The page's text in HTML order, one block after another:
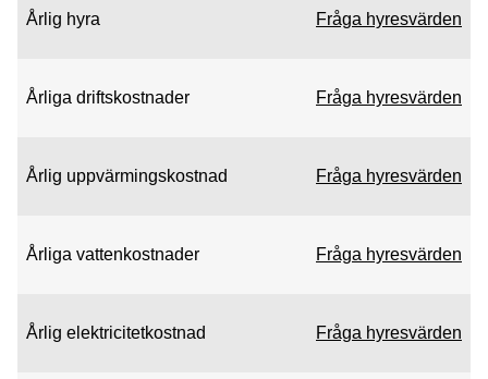
Årlig hyra Fråga hyresvärden
Årliga driftskostnader Fråga hyresvärden
Årlig uppvärmingskostnad Fråga hyresvärden
Årliga vattenkostnader Fråga hyresvärden
Årlig elektricitetkostnad Fråga hyresvärden